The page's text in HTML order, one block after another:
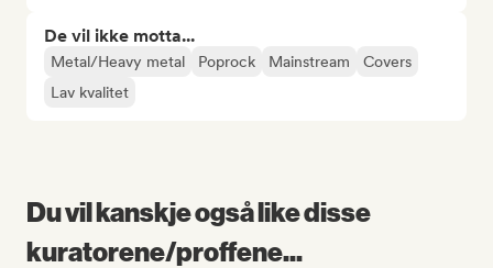
De vil ikke motta...
Metal/Heavy metal Poprock Mainstream
Covers
Lav kvalitet
Du vil kanskje også like disse
kuratorene/proffene...